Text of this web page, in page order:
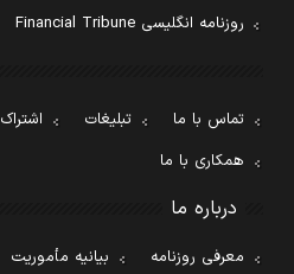
روزنامه انگلیسی Financial Tribune
تماس با ما تبلیغات اشتراک
همکاری با ما
درباره ما
معرفی روزنامه بیانیه مأموریت